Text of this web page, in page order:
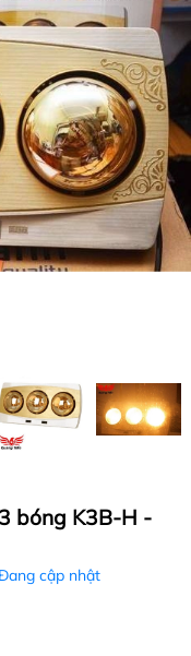
bóng K3B-H -
cập nhật